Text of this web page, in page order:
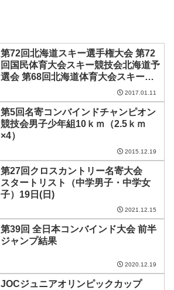
第72回北海道スキー選手権大会 第72
回国民体育大会スキー競技会北海道予
選会 第68回北海道体育大会スキー競
技会 第69回南・北北海道高等学校ス
キー競技選手権大会 ジャンプ種目
結果第72回北海道スキー選手権大会
第72回国民体育大会スキー競技会北
海道予選会 第68回北海道体育大会ス
キー競技会 第69回南・北北海道高等
学校スキー競技選手権大会 ジャンプ
種目 結果
2017.01.11
第5回名寄コンバインドチャンピオン
競技会男子少年組10ｋｍ（2.5ｋｍ
×4）
2015.12.19
第27回クロスカントリー名寄大会
スタートリスト（中学男子・中学女
子）19日(日)
2021.12.15
第39回 全日本コンバインド大会 前半
ジャンプ結果
2020.12.19
JOCジュニアオリンピックカップ